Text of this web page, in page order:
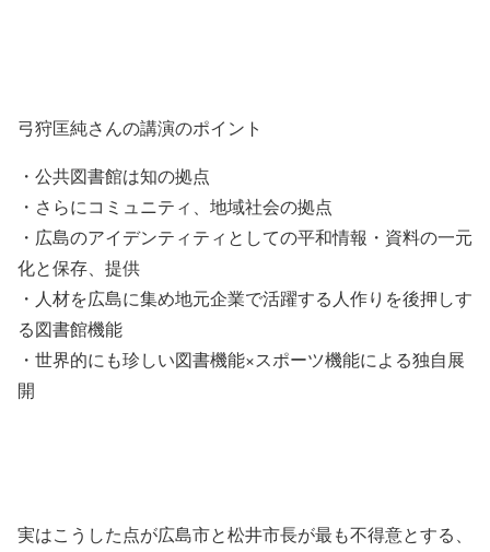
弓狩匡純さんの講演のポイント
・公共図書館は知の拠点
・さらにコミュニティ、地域社会の拠点
・広島のアイデンティティとしての平和情報・資料の一元
化と保存、提供
・人材を広島に集め地元企業で活躍する人作りを後押しす
る図書館機能
・世界的にも珍しい図書機能×スポーツ機能による独自展
開
実はこうした点が広島市と松井市長が最も不得意とする、